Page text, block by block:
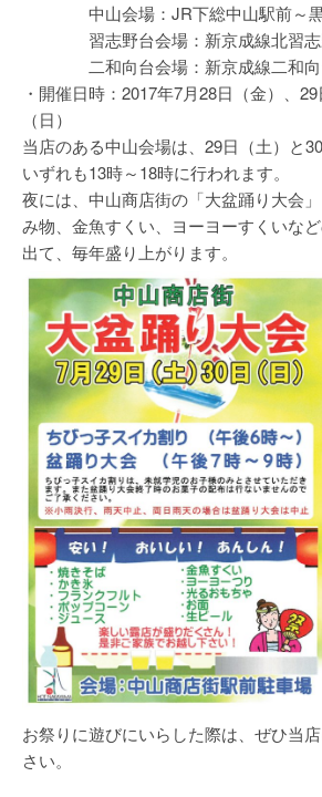
中山会場：JR下総中山駅前～
習志野台会場：新京成線北習志
二和向台会場：新京成線二和向
・開催日時：2017年7月28日（金）、
（日）
当店のある中山会場は、29日（土）と
いずれも13時～18時に行われます。
夜には、中山商店街の「大盆踊り大会
み物、金魚すくい、ヨーヨーすくいな
出て、毎年盛り上がります。
お祭りに遊びにいらした際は、ぜひ当
さい。